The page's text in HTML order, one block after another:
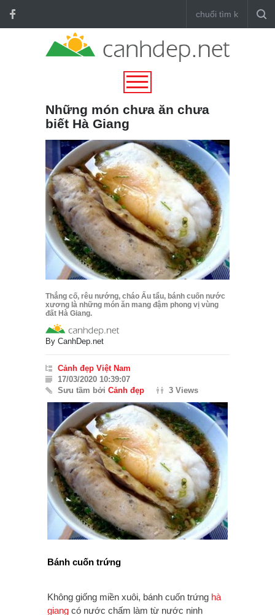
Những món chưa ăn chưa
biết Hà Giang
Thắng cố, rêu nướng, cháo Ấu tẩu, bánh cuốn nước
xương là những món ăn mang đậm phong vị vùng
đất Hà Giang.
By CanhDep.net
Cảnh đẹp Việt Nam
17/03/2020 10:39:07
Sưu tầm bởi Cảnh đẹp 3 Views
Bánh cuốn trứng
Không giống miền xuôi, bánh cuốn trứng hà
giang có nước chấm làm từ nước ninh